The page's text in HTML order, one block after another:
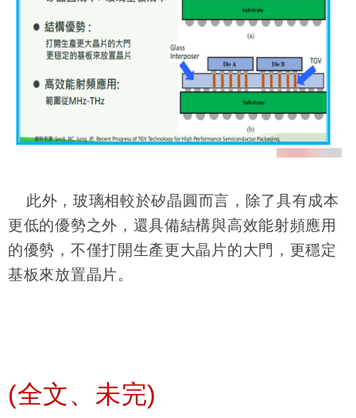
此外，玻璃相較於矽晶圓而言，除了具有成本
更低的優勢之外，還具備結構與高效能射頻應用
的優勢，不僅打開生產更大晶片的大門，更穩定
基板來放置晶片。
(全文、未完)